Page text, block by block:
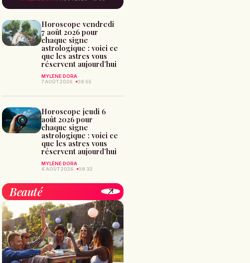
Horoscope vendredi
7 août 2026 pour
chaque signe
astrologique : voici ce
que les astres vous
réservent aujourd’hui
MYLÈNE DORA
7 AOÛT 2026
09:55
Horoscope jeudi 6
août 2026 pour
chaque signe
astrologique : voici ce
que les astres vous
réservent aujourd’hui
MYLÈNE DORA
6 AOÛT 2026
09:32
Beauté